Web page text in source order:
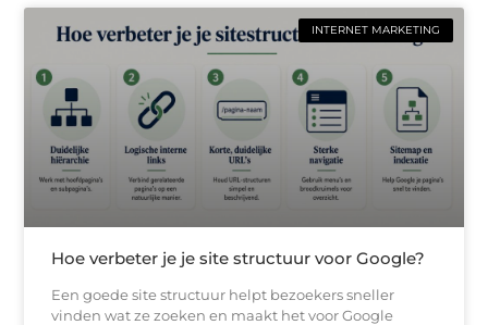
INTERNET MARKETING
Hoe verbeter je je site structuur voor Google?
Een goede site structuur helpt bezoekers sneller
vinden wat ze zoeken en maakt het voor Google